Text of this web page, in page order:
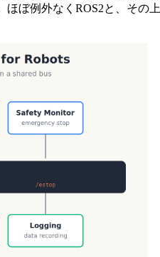
ぼ例外なくROS2と、その